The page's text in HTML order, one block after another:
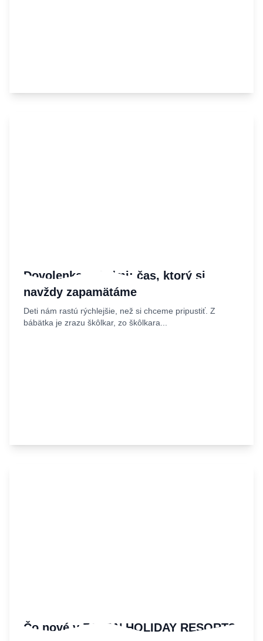
Dovolenka s deťmi: čas, ktorý si
navždy zapamätáme
Deti nám rastú rýchlejšie, než si chceme pripustiť. Z
bábätka je zrazu škôlkar, zo škôlkara...
Čo nové v ZATON HOLIDAY RESORT?